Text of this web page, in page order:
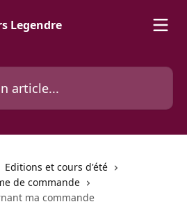
Editions et cours d'été
de commande
ma commande